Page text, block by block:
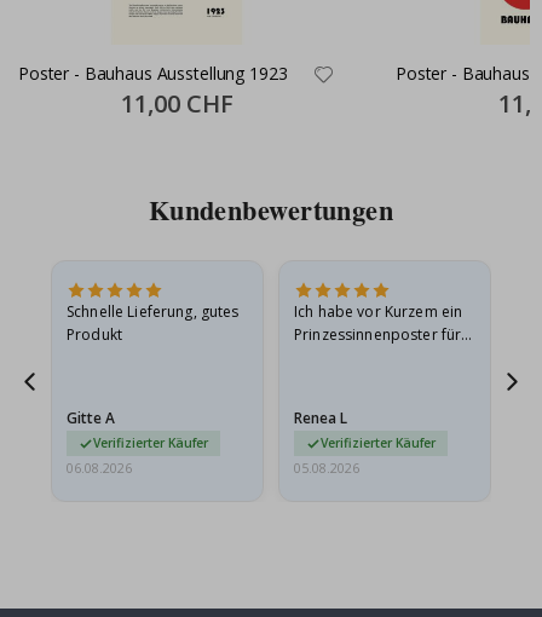
Poster - Bauhaus Ausstellung 1923
Special
Price
11,00 CHF
Poster - Bauhaus
Price
Kundenbewertungen
Schnelle Lieferung, gutes
Produkt
Gitte A
Verifizierter Käufer
06.08.2026
Ich habe vor Kurzem ein
Prinzessinnenposter für
beschädigt…
Renea L
Verifizierter Käufer
05.08.2026